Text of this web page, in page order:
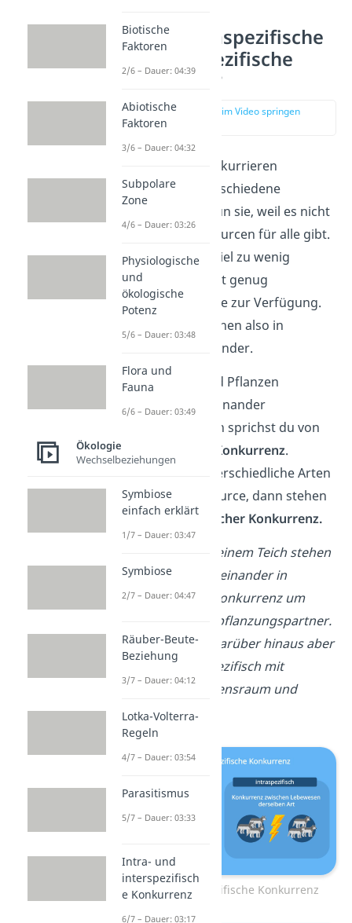
Was ist intraspezifische
und interspezifische
Konkurrenz?
zur Stelle im Video springen
In der Biologie konkurrieren
Lebewesen um verschiedene
Ressourcen. Das tun sie, weil es nicht
ausreichend Ressourcen für alle gibt.
Es steht zum Beispiel zu wenig
Nahrung oder nicht genug
Lebensraum für alle zur Verfügung.
Die Lebewesen stehen also in
zueinander.
Wenn die Tiere und Pflanzen
derselben Art miteinander
konkurrieren, dann sprichst du von
intraspezifischer Konkurrenz.
Kämpfen zwei unterschiedliche Arten
um dieselbe Ressource, dann stehen
sie ininterspezifischer Konkurrenz.
Die Stockenten in einem Teich stehen
zum Beispiel untereinander in
intraspezifischer Konkurrenz um
Nahrung und Fortpflanzungspartner.
Sie konkurrieren darüber hinaus aber
auch noch interspezifisch mit
Schwänen um Lebensraum und
Nahrung.
Intra- & Interspezifische Konkurrenz
Biotische
Faktoren
2/6 – Dauer: 04:39
Abiotische
Faktoren
3/6 – Dauer: 04:32
Subpolare
Zone
4/6 – Dauer: 03:26
Physiologische
und
ökologische
Potenz
5/6 – Dauer: 03:48
Flora und
Fauna
6/6 – Dauer: 03:49
Ökologie
Wechselbeziehungen
Symbiose
einfach erklärt
1/7 – Dauer: 03:47
Symbiose
2/7 – Dauer: 04:47
Räuber-Beute-
Beziehung
3/7 – Dauer: 04:12
Lotka-Volterra-
Regeln
4/7 – Dauer: 03:54
Parasitismus
5/7 – Dauer: 03:33
Intra- und
interspezifisch
e Konkurrenz
6/7 – Dauer: 03:17